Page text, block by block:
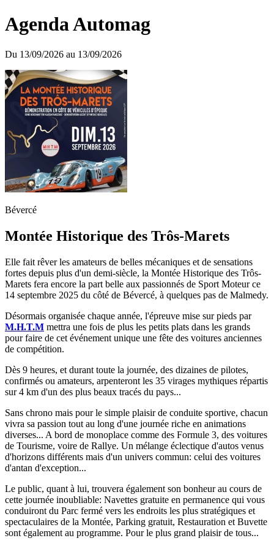
Agenda Automag
Du 13/09/2026 au 13/09/2026
Bévercé
Montée Historique des Trôs-Marets
Elle fait rêver les amateurs de belles mécaniques et de sensations
fortes depuis plus d'un demi-siècle, la Montée Historique des Trôs-
Marets fera encore la part belle aux passionnés de Sport Moteur ce
14 septembre 2025 du côté de Bévercé, à quelques pas de Malmedy.
Désormais organisée chaque année, l'épreuve mise sur pieds par
M.H.T.M mettra une fois de plus les petits plats dans les grands
pour faire de cet événement unique une fête des voitures anciennes
de compétition.
Dès 9 heures, et durant toute la journée, des dizaines de pilotes,
confirmés ou amateurs, arpenteront les 35 virages mythiques répartis
sur 4 km d'un des plus beaux tracés du pays...
Sans chrono mais pour le simple plaisir de conduite sportive, chacun
vivra sa passion tout au long d'une journée riche en animations
diverses... A bord de monoplace comme des Formule 3, des voitures
de Tourisme, voire de Rallye. Un mélange éclectique d'autos venus
d'horizons différents mais d'un univers commun: celui des voitures
d'antan d'exception...
Le public, quant à lui, trouvera également son bonheur au cours de
cette journée inoubliable: Navettes gratuite en permanence qui vous
conduiront du Parc fermé vers les endroits les plus stratégiques et
spectaculaires de la Montée, Parking gratuit, Restauration et Buvette
sont également au programme. Pour le plus grand plaisir de tous...